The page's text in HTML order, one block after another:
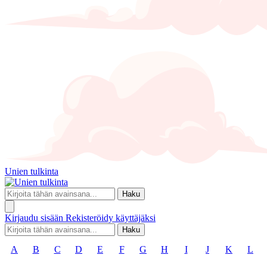
Unien tulkinta
Haku
Kirjaudu sisään Rekisteröidy käyttäjäksi
Haku
A B C D E F G H I J K L